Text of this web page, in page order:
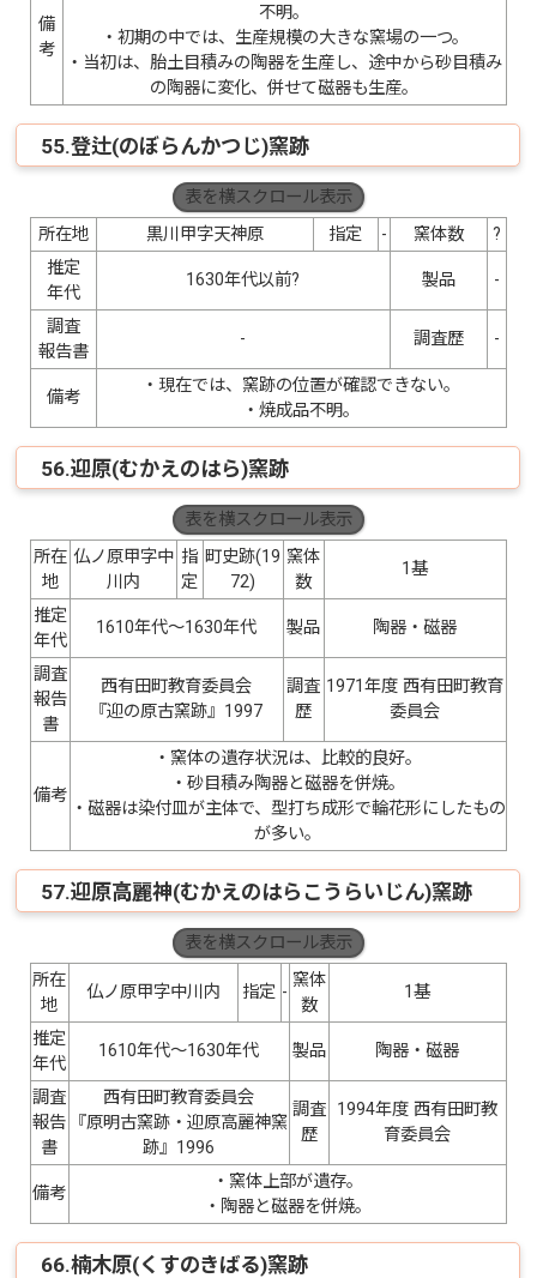
備
考
不明。
・初期の中では、生産規模の大きな窯場の一つ。
・当初は、胎土目積みの陶器を生産し、途中から砂目積み
の陶器に変化、併せて磁器も生産。
55.登辻(のぼらんかつじ)窯跡
表を横スクロール表示
所在地
黒川甲字天神原 指定 - 窯体数
?
推定
年代
1630年代以前? 製品 -
調査
報告書
- 調査歴 -
備考
・現在では、窯跡の位置が確認できない。
・焼成品不明。
56.迎原(むかえのはら)窯跡
表を横スクロール表示
所在
地
仏ノ原甲字中
川内
指
定
町史跡(19
72)
窯体
数
1基
推定
年代
1610年代〜1630年代 製品 陶器・磁器
調査
報告
書
西有田町教育委員会
『迎の原古窯跡』1997
調査
歴
1971年度 西有田町教育
委員会
備考
・窯体の遺存状況は、比較的良好。
・砂目積み陶器と磁器を併焼。
・磁器は染付皿が主体で、型打ち成形で輪花形にしたもの
が多い。
57.迎原高麗神(むかえのはらこうらいじん)窯跡
表を横スクロール表示
所在
地
仏ノ原甲字中川内 指定 -
窯体
数
1基
推定
年代
1610年代〜1630年代 製品 陶器・磁器
調査
報告
書
西有田町教育委員会
『原明古窯跡・迎原高麗神窯
跡』1996
調査
歴
1994年度 西有田町教
育委員会
備考
・窯体上部が遺存。
・陶器と磁器を併焼。
66.楠木原(くすのきばる)窯跡